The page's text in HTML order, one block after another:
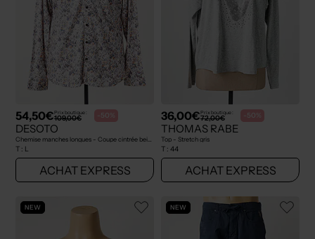
54,50€Prix boutique :
109,00€ -50%
DESOTO
T : L
ACHAT EXPRESS
36,00€Prix boutique :
72,00€ -50%
THOMAS RABE
Top - Stretch gris
T : 44
ACHAT EXPRESS
NEW NEW